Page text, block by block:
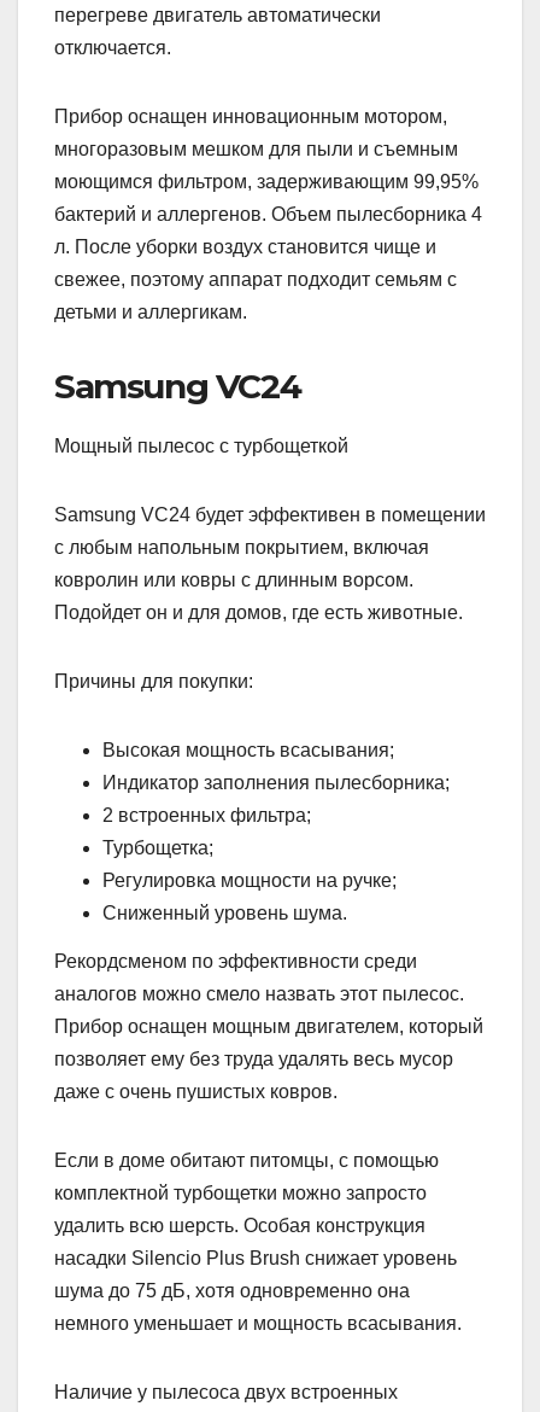
перегреве двигатель автоматически
отключается.
Прибор оснащен инновационным мотором,
многоразовым мешком для пыли и съемным
моющимся фильтром, задерживающим 99,95%
бактерий и аллергенов. Объем пылесборника 4
л. После уборки воздух становится чище и
свежее, поэтому аппарат подходит семьям с
детьми и аллергикам.
Samsung VC24
Мощный пылесос с турбощеткой
Samsung VC24 будет эффективен в помещении
с любым напольным покрытием, включая
ковролин или ковры с длинным ворсом.
Подойдет он и для домов, где есть животные.
Причины для покупки:
Высокая мощность всасывания;
Индикатор заполнения пылесборника;
2 встроенных фильтра;
Турбощетка;
Регулировка мощности на ручке;
Сниженный уровень шума.
Рекордсменом по эффективности среди
аналогов можно смело назвать этот пылесос.
Прибор оснащен мощным двигателем, который
позволяет ему без труда удалять весь мусор
даже с очень пушистых ковров.
Если в доме обитают питомцы, с помощью
комплектной турбощетки можно запросто
удалить всю шерсть. Особая конструкция
насадки Silencio Plus Brush снижает уровень
шума до 75 дБ, хотя одновременно она
немного уменьшает и мощность всасывания.
Наличие у пылесоса двух встроенных